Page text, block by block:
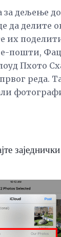
дељење
да делите
их
е-пошти,
Пхото
реда.